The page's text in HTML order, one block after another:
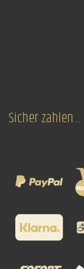
Sicher zahlen…